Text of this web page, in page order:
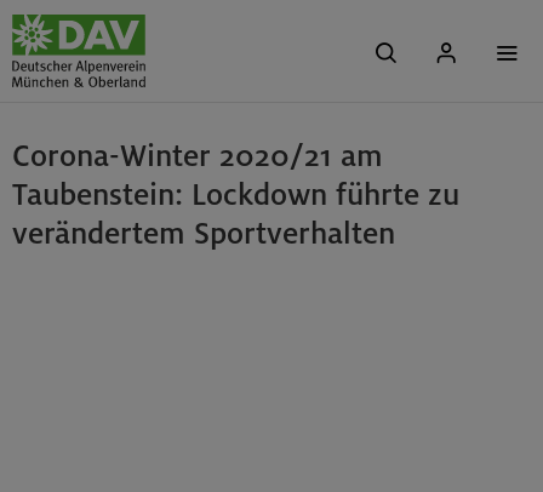
Corona-Winter 2020/21 am
Taubenstein: Lockdown führte zu
verändertem Sportverhalten